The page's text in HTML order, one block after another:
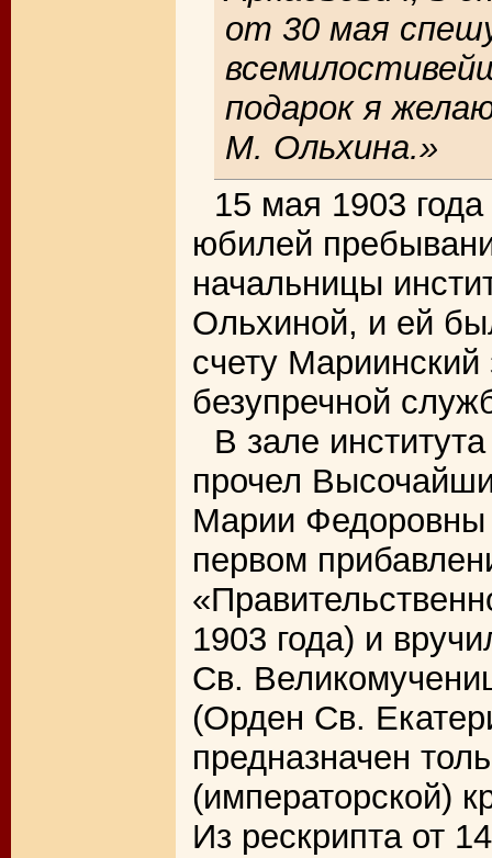
от 30 мая
подарок я
М. Ольхина.»
15 мая 1903
юбилей
начальницы
Ольхиной, и ей
счету Мариинский
безупречной
В зале
прочел
Марии Федоровны
первом
1903 года) и
Св.
(Орден Св.
предназначен
(императорской)
Из рескрипта от